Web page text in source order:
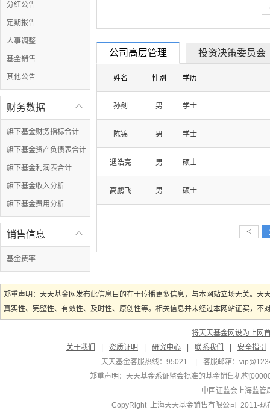
分红公告
定期报告
人事调整
基金销售
其他公告

财务数据
旗下基金财务指标合计
旗下基金资产负债表合计
旗下基金利润表合计
旗下基金收入分析
旗下基金费用分析

销售信息
基金费率
公司高层管理 投资决策委员会
姓名 性别 学历
孙剑 男 学士
陈锦 男 学士
遇浩亮 男 硕士
高鹏飞 男 硕士
<
郑重声明：天天基金网发布此信息目的在于传播更多信息，与本网站立场无关。
真实性、完整性、有效性、及时性、原创性等。相关信息并未经过本网站证实，
将天天基金网设为上网
关于我们
资质证明 研究中心 联系我们
安全指引
天天基金客服热线：95021
客服邮箱：
郑重声明： 天天基金系证监会批准的基金销售机构
中国证监会上海监管
CopyRight 上海天天基金销售有限公司 2011-